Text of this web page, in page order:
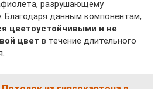
разрушающему
Благодаря данным компонентам,
цветоустойчивыми и не
цвет в течение длительного